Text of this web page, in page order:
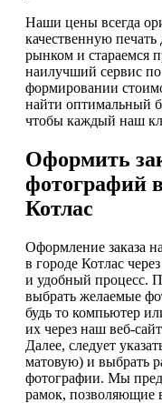
Наши цены всегда
качественную
рынком и стараемся
наилучший сервис
формировании
найти оптимальный
чтобы каждый наш
Оформить
фотографий
Котлас
Оформление заказа
в городе Котлас
и удобный процесс.
выбрать желаемые
будь то компьютер
их через наш веб-
Далее, следует
матовую) и выбрать
фотографии. Мы
рамок, позволяющие